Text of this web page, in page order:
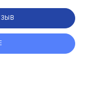
Каждый...